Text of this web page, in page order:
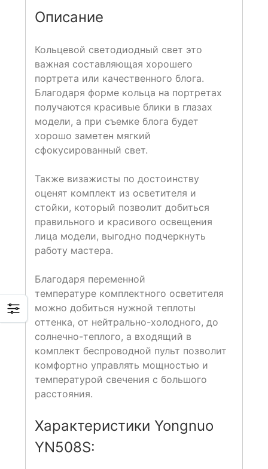
Описание
Кольцевой светодиодный свет это
важная составляющая хорошего
портрета или качественного блога.
Благодаря форме кольца на портретах
получаются красивые блики в глазах
модели, а при съемке блога будет
хорошо заметен мягкий
сфокусированный свет.
Также визажисты по достоинству
оценят комплект из осветителя и
стойки, который позволит добиться
правильного и красивого освещения
лица модели, выгодно подчеркнуть
работу мастера.
Благодаря переменной
температуре комплектного осветителя
можно добиться нужной теплоты
оттенка, от нейтрально-холодного, до
солнечно-теплого, а входящий в
комплект беспроводной пульт позволит
комфортно управлять мощностью и
температурой свечения с большого
расстояния.
Характеристики Yongnuo
YN508S: